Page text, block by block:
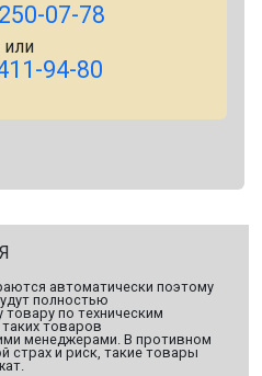
07-78
или
94-80
автоматически поэтому
полностью
по техническим
товаров
менеджерами. В противном
страх и риск, такие товары